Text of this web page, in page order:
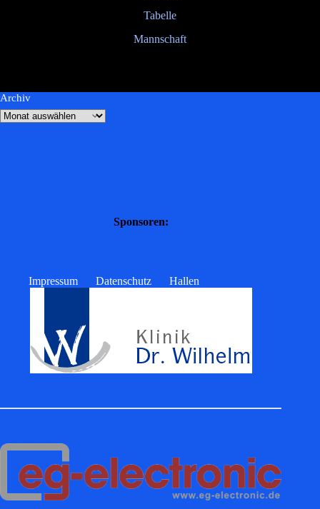
Tabelle
Mannschaft
Archiv
Sponsoren:
Impressum Datenschutz Hallen